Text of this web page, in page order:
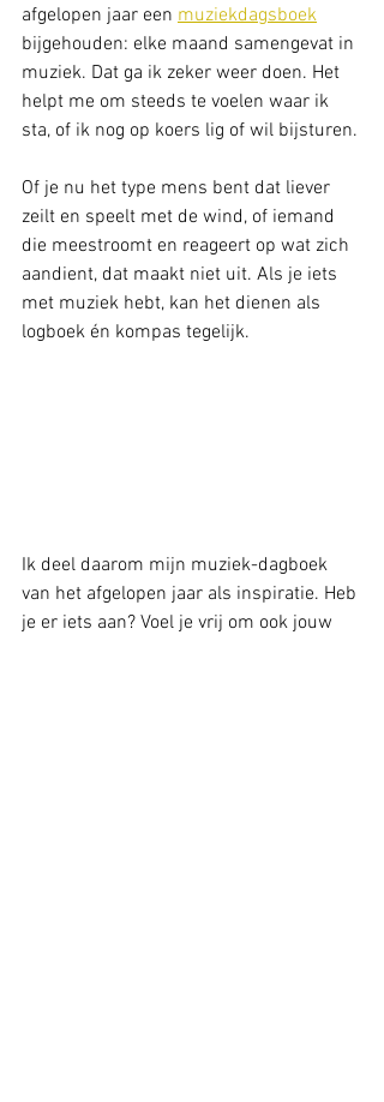
afgelopen jaar een muziekdagsboek
bijgehouden: elke maand samengevat in
muziek. Dat ga ik zeker weer doen. Het
helpt me om steeds te voelen waar ik
sta, of ik nog op koers lig of wil bijsturen.
Of je nu het type mens bent dat liever
zeilt en speelt met de wind, of iemand
die meestroomt en reageert op wat zich
aandient, dat maakt niet uit. Als je iets
met muziek hebt, kan het dienen als
logboek én kompas tegelijk.
Ik deel daarom mijn muziek-dagboek
van het afgelopen jaar als inspiratie. Heb
je er iets aan? Voel je vrij om ook jouw